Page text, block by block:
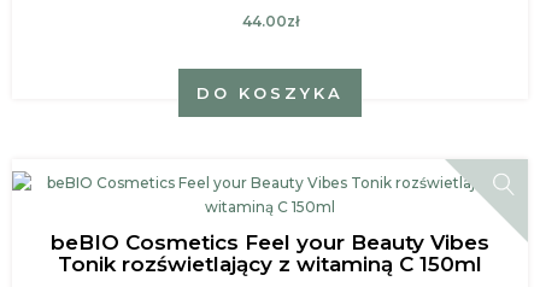
44.00zł
DO KOSZYKA
beBIO Cosmetics Feel your Beauty Vibes
Tonik rozświetlający z witaminą C 150ml